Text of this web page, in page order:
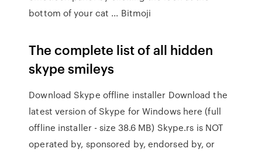
bottom of your cat ... Bitmoji
The complete list of all hidden
skype smileys
Download Skype offline installer Download the
latest version of Skype for Windows here (full
offline installer - size 38.6 MB) Skype.rs is NOT
operated by, sponsored by, endorsed by, or